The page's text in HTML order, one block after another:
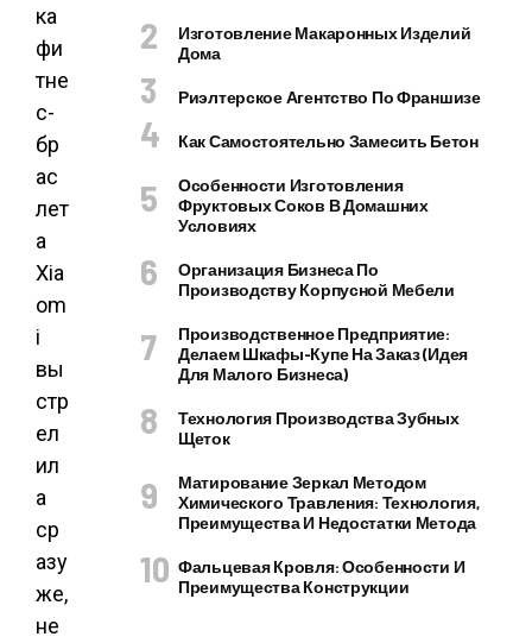
ка
фи
тне
с-
бр
ас
лет
а
Xia
om
i
вы
стр
ел
ил
а
ср
азу
же,
не
Изготовление Макаронных Изделий
Дома
Риэлтерское Агентство По Франшизе
Как Самостоятельно Замесить Бетон
Особенности Изготовления
Фруктовых Соков В Домашних
Условиях
Организация Бизнеса По
Производству Корпусной Мебели
Производственное Предприятие:
Делаем Шкафы-Купе На Заказ (идея
Для Малого Бизнеса)
Технология Производства Зубных
Щеток
Матирование Зеркал Методом
Химического Травления: Технология,
Преимущества И Недостатки Метода
Фальцевая Кровля: Особенности И
Преимущества Конструкции